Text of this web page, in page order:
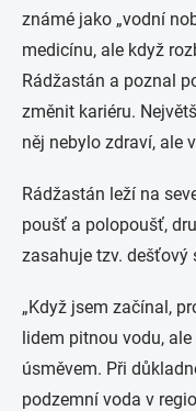
známé jako „vodní
medicínu, ale když
Rádžastán a poznal
změnit kariéru.
něj nebylo zdraví, ale
Rádžastán leží na
poušť a polopoušť,
zasahuje tzv. dešťový
„Když jsem začínal,
lidem pitnou vodu, ale
úsměvem. Při
podzemní voda v